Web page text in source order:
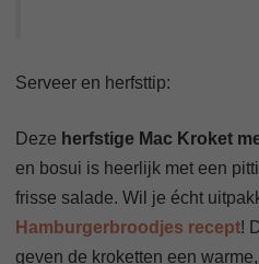
Serveer en herfsttip:
Deze herfstige Mac Kroket
en bosui is heerlijk met een
frisse salade. Wil je écht
Hamburgerbroodjes recept!
geven de kroketten een